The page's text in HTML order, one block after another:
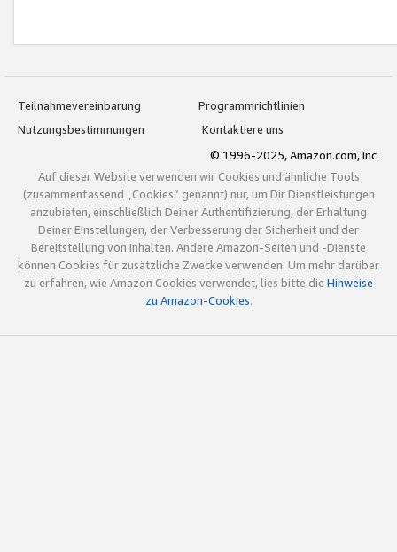
Teilnahmevereinbarung
Programmrichtlinien
Nutzungsbestimmungen
Kontaktiere uns
© 1996-2025, Amazon.com, Inc.
Auf dieser Website verwenden wir Cookies und ähnliche Tools
(zusammenfassend „Cookies“ genannt) nur, um Dir Dienstleistungen
anzubieten, einschließlich Deiner Authentifizierung, der Erhaltung
Deiner Einstellungen, der Verbesserung der Sicherheit und der
Bereitstellung von Inhalten. Andere Amazon-Seiten und -Dienste
können Cookies für zusätzliche Zwecke verwenden. Um mehr darüber
zu erfahren, wie Amazon Cookies verwendet, lies bitte die Hinweise
zu Amazon-Cookies.